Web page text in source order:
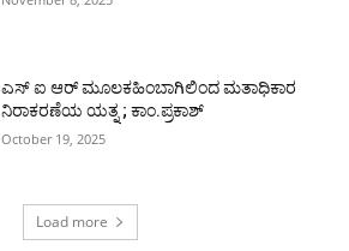
ಎಸ್ ಐ ಆರ್ ಮೂಲಕಹಿಂಬಾಗಿಲಿಂದ ಮತಾಧಿಕಾರ
ನಿರಾಕರಣೆಯ ಯತ್ನ ; ಕಾಂ.ಪ್ರಕಾಶ್
October 19, 2025
Load more